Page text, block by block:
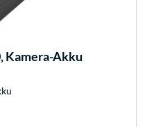
Kamera-Akku